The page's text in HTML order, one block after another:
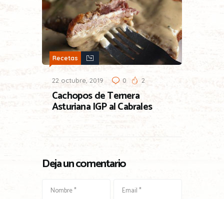
Recetas
22 octubre, 2019 0 2
Cachopos de Ternera
Asturiana IGP al Cabrales
Deja un comentario